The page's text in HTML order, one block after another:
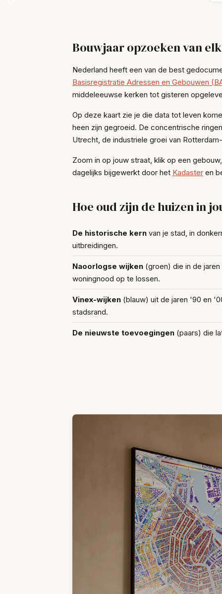
Bouwjaar opzoeken van
Nederland heeft een van de best
Basisregistratie Adressen en Gebouwen
middeleeuwse kerken tot gisteren
Op deze kaart zie je die data tot leven
heen zijn gegroeid. De concentrische
Utrecht, de industriele groei van
Zoom in op jouw straat, klik op een
dagelijks bijgewerkt door het Kadaster en
Hoe oud zijn de huizen in
De historische kern van je stad, in
uitbreidingen.
Naoorlogse wijken (groen) die in de
woningnood op te lossen.
Vinex-wijken (blauw) uit de jaren '90 en
stadsrand.
De nieuwste toevoegingen (paars) die